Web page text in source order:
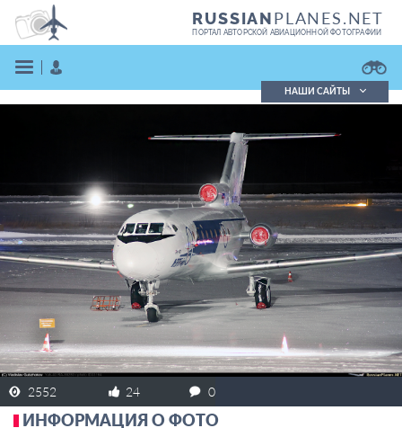
RUSSIANPLANES.NET
ПОРТАЛ АВТОРСКОЙ АВИАЦИОННОЙ ФОТОГРАФИИ
ВОЙТИ
ЗАРЕГИСТРИРОВАТЬСЯ
Поиск в реестре
Подробно
НАШИ САЙТЫ
2552 24 0
ИНФОРМАЦИЯ О ФОТО